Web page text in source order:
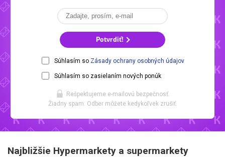
Potvrdiť!
Súhlasím so Zásady ochrany osobných údajov
Súhlasím so zasielaním nových ponúk
Rešpektujeme e-mailovú bezpečnosť.
Žiadny spam. Odber môžete kedykoľvek zrušiť.
Najbližšie Hypermarkety a supermarkety